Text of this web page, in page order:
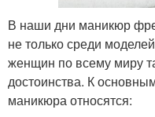
В наши дни маникюр
не только среди
женщин по всему миру
достоинства. К
маникюра относятся: